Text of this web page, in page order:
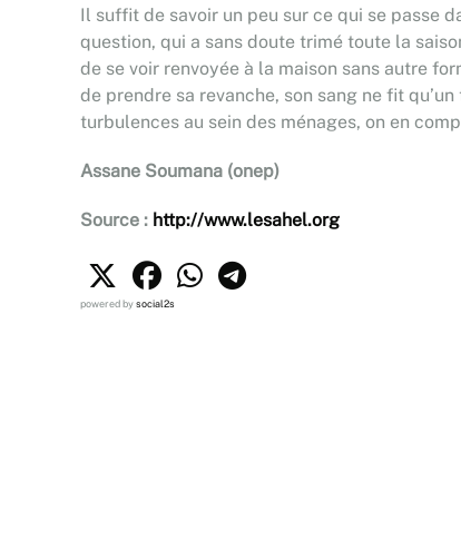
Il suffit de savoir un peu sur ce qui se passe
question, qui a sans doute trimé toute la
de se voir renvoyée à la maison sans autre
de prendre sa revanche, son sang ne fit
turbulences au sein des ménages, on en
Assane Soumana (onep)
Source : http://www.lesahel.org
powered bysocial2s